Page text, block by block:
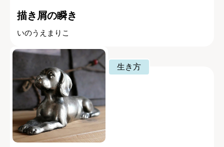
描き屑の瞬き
いのうえまりこ
生き方